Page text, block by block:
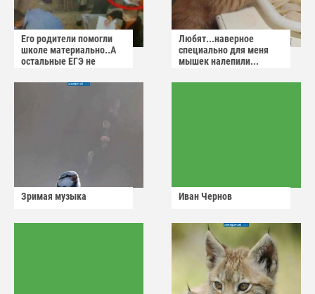
Его родители помогли
школе материально..А
остальные ЕГЭ не
Любят...наверное
специально для меня
мышек налепили...
Зримая музыка Иван Чернов